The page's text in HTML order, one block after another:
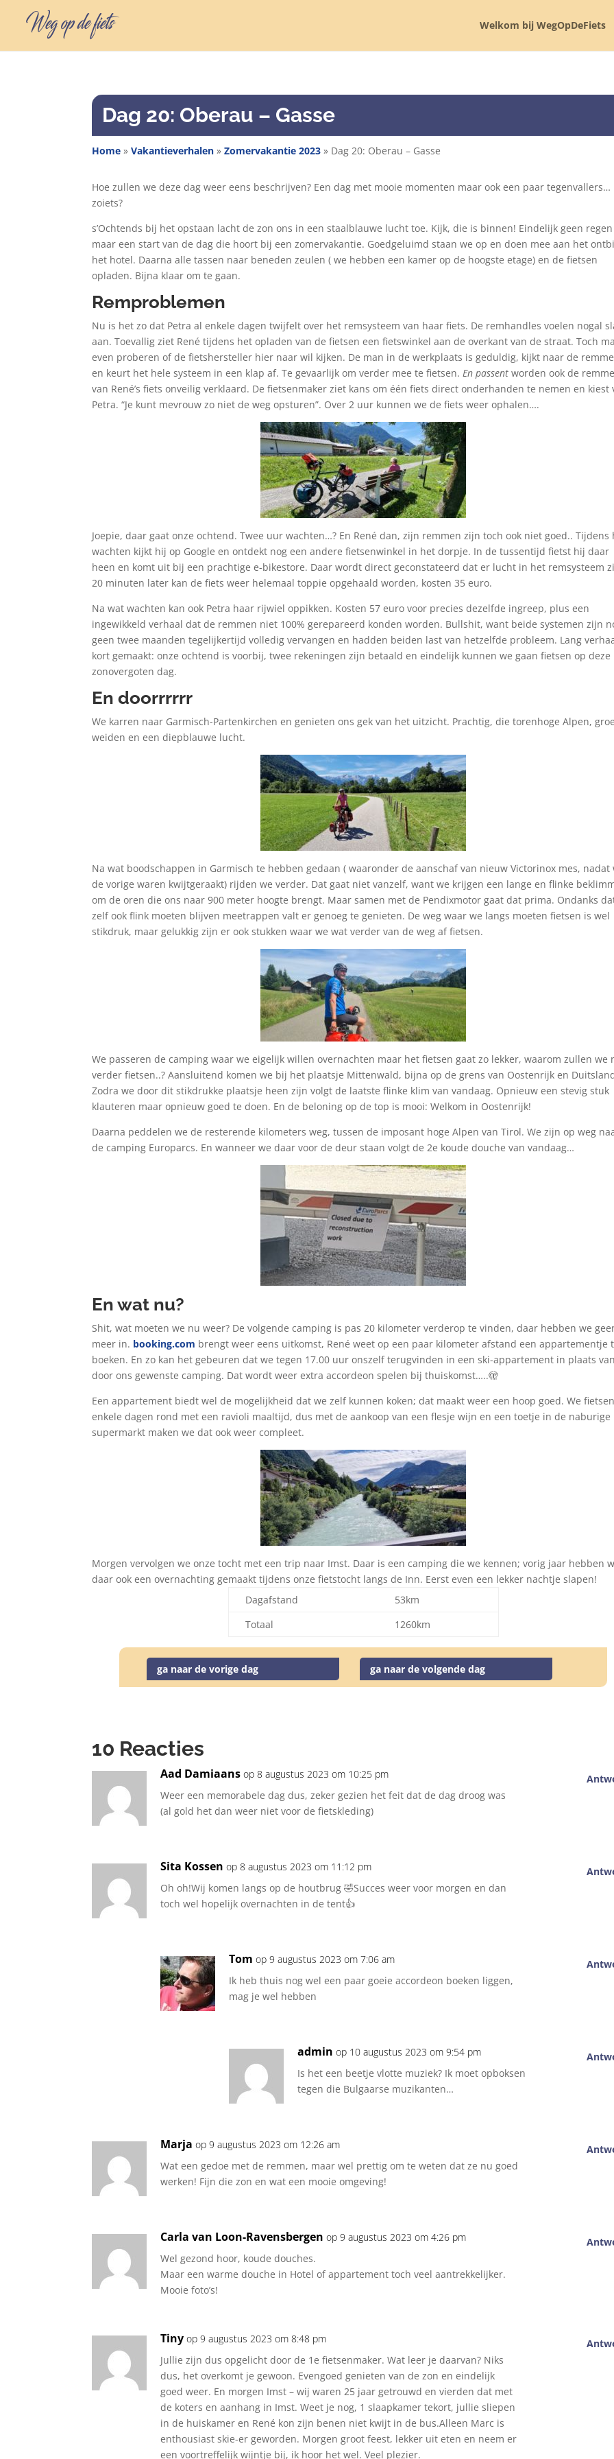
Welkom bij WegOpDeFiets
Dag 20: Oberau – Gasse
Home »Vakantieverhalen »Zomervakantie 2023 » Dag 20: Oberau – Gasse
Hoe zullen we deze dag weer eens beschrijven? Een dag met mooie momenten maar ook een paar tegenvallers…
zoiets?
s’Ochtends bij het opstaan lacht de zon ons in een staalblauwe lucht toe. Kijk, die is binnen! Eindelijk geen regen
maar een start van de dag die hoort bij een zomervakantie. Goedgeluimd staan we op en doen mee aan het
het hotel. Daarna alle tassen naar beneden zeulen ( we hebben een kamer op de hoogste etage) en de fietsen
opladen. Bijna klaar om te gaan.
Remproblemen
Nu is het zo dat Petra al enkele dagen twijfelt over het remsysteem van haar fiets. De remhandles voelen nogal
aan. Toevallig ziet René tijdens het opladen van de fietsen een fietswinkel aan de overkant van de straat. Toch
even proberen of de fietshersteller hier naar wil kijken. De man in de werkplaats is geduldig, kijkt naar de
en keurt het hele systeem in een klap af. Te gevaarlijk om verder mee te fietsen.En passent worden ook de
van René’s fiets onveilig verklaard. De fietsenmaker ziet kans om één fiets direct onderhanden te nemen en kiest
Petra. “Je kunt mevrouw zo niet de weg opsturen”. Over 2 uur kunnen we de fiets weer ophalen….
Joepie, daar gaat onze ochtend. Twee uur wachten…? En René dan, zijn remmen zijn toch ook niet goed.. Tijdens
wachten kijkt hij op Google en ontdekt nog een andere fietsenwinkel in het dorpje. In de tussentijd fietst hij daar
heen en komt uit bij een prachtige e-bikestore. Daar wordt direct geconstateerd dat er lucht in het remsysteem
20 minuten later kan de fiets weer helemaal toppie opgehaald worden, kosten 35 euro.
Na wat wachten kan ook Petra haar rijwiel oppikken. Kosten 57 euro voor precies dezelfde ingreep, plus een
ingewikkeld verhaal dat de remmen niet 100% gerepareerd konden worden. Bullshit, want beide systemen zijn
geen twee maanden tegelijkertijd volledig vervangen en hadden beiden last van hetzelfde probleem. Lang
kort gemaakt: onze ochtend is voorbij, twee rekeningen zijn betaald en eindelijk kunnen we gaan fietsen op deze
zonovergoten dag.
En doorrrrrr
We karren naar Garmisch-Partenkirchen en genieten ons gek van het uitzicht. Prachtig, die torenhoge Alpen,
weiden en een diepblauwe lucht.
Na wat boodschappen in Garmisch te hebben gedaan ( waaronder de aanschaf van nieuw Victorinox mes, nadat
de vorige waren kwijtgeraakt) rijden we verder. Dat gaat niet vanzelf, want we krijgen een lange en flinke
om de oren die ons naar 900 meter hoogte brengt. Maar samen met de Pendixmotor gaat dat prima. Ondanks
zelf ook flink moeten blijven meetrappen valt er genoeg te genieten. De weg waar we langs moeten fietsen is wel
stikdruk, maar gelukkig zijn er ook stukken waar we wat verder van de weg af fietsen.
We passeren de camping waar we eigelijk willen overnachten maar het fietsen gaat zo lekker, waarom zullen we
verder fietsen..? Aansluitend komen we bij het plaatsje Mittenwald, bijna op de grens van Oostenrijk en
Zodra we door dit stikdrukke plaatsje heen zijn volgt de laatste flinke klim van vandaag. Opnieuw een stevig stuk
klauteren maar opnieuw goed te doen. En de beloning op de top is mooi: Welkom in Oostenrijk!
Daarna peddelen we de resterende kilometers weg, tussen de imposant hoge Alpen van Tirol. We zijn op weg
de camping Europarcs. En wanneer we daar voor de deur staan volgt de 2e koude douche van vandaag…
En wat nu?
Shit, wat moeten we nu weer? De volgende camping is pas 20 kilometer verderop te vinden, daar hebben we
meer in. booking.com brengt weer eens uitkomst, René weet op een paar kilometer afstand een appartementje
boeken. En zo kan het gebeuren dat we tegen 17.00 uur onszelf terugvinden in een ski-appartement in plaats
door ons gewenste camping. Dat wordt weer extra accordeon spelen bij thuiskomst…..🫣
Een appartement biedt wel de mogelijkheid dat we zelf kunnen koken; dat maakt weer een hoop goed. We
enkele dagen rond met een ravioli maaltijd, dus met de aankoop van een flesje wijn en een toetje in de naburige
supermarkt maken we dat ook weer compleet.
Morgen vervolgen we onze tocht met een trip naar Imst. Daar is een camping die we kennen; vorig jaar hebben
daar ook een overnachting gemaakt tijdens onze fietstocht langs de Inn. Eerst even een lekker nachtje slapen!
Dagafstand
53km
Totaal
1260km
ga naar de vorige dag ga naar de volgende dag
10 Reacties
Aad Damiaans op 8 augustus 2023 om 10:25 pm
Weer een memorabele dag dus, zeker gezien het feit dat de dag droog was
(al gold het dan weer niet voor de fietskleding)
Sita Kossen op 8 augustus 2023 om 11:12 pm
Oh oh!Wij komen langs op de houtbrug 🤣Succes weer voor morgen en dan
toch wel hopelijk overnachten in de tent👍
Tom op 9 augustus 2023 om 7:06 am
Ik heb thuis nog wel een paar goeie accordeon boeken liggen,
mag je wel hebben
admin op 10 augustus 2023 om 9:54 pm
Is het een beetje vlotte muziek? Ik moet opboksen
tegen die Bulgaarse muzikanten…
Marja op 9 augustus 2023 om 12:26 am
Wat een gedoe met de remmen, maar wel prettig om te weten dat ze nu goed
werken! Fijn die zon en wat een mooie omgeving!
Carla van Loon-Ravensbergen op 9 augustus 2023 om 4:26 pm
Wel gezond hoor, koude douches.
Maar een warme douche in Hotel of appartement toch veel aantrekkelijker.
Mooie foto’s!
Tiny op 9 augustus 2023 om 8:48 pm
Jullie zijn dus opgelicht door de 1e fietsenmaker. Wat leer je daarvan? Niks
dus, het overkomt je gewoon. Evengoed genieten van de zon en eindelijk
goed weer. En morgen Imst – wij waren 25 jaar getrouwd en vierden dat met
de koters en aanhang in Imst. Weet je nog, 1 slaapkamer tekort, jullie sliepen
in de huiskamer en René kon zijn benen niet kwijt in de bus.Alleen Marc is
enthousiast skie-er geworden. Morgen groot feest, lekker uit eten en neem er
een voortreffelijk wijntje bij, ik hoor het wel. Veel plezier.